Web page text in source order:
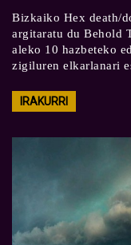
Bizkaiko Hex death/
argitaratu du Behold
aleko 10 hazbeteko
zigiluren elkarlanari
IRAKURRI